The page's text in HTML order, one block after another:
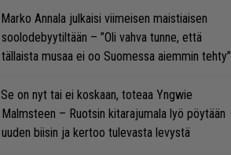
Marko Annala julkaisi viimeisen maistiaisen
soolodebyytiltään – ”Oli vahva tunne, että
tällaista musaa ei oo Suomessa aiemmin tehty”
Se on nyt tai ei koskaan, toteaa Yngwie
Malmsteen – Ruotsin kitarajumala lyö pöytään
uuden biisin ja kertoo tulevasta levystä